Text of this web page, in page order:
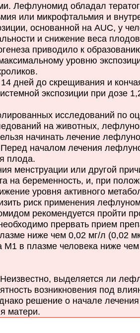
Лефлуномид обладал
или микрофтальмия и
основанной на AUC, у
и снижение веса
приводило к
уровню
дней до скрещивания и
экспозиции при дозе
исследований по
на животных,
начинать лечение
началом лечения
плода.
менструации или другой
беременность, и, при
уровня активного
риск применения
рекомендуется пройти
прервать прием
ниже чем 0,02 мг/л (0,02
М1 в плазме человека ниже
выделяется ли
возникновения под
решение о начале
матери.